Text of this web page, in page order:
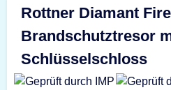
Rottner Diamant
Brandschutztresor
Schlüsselschloss